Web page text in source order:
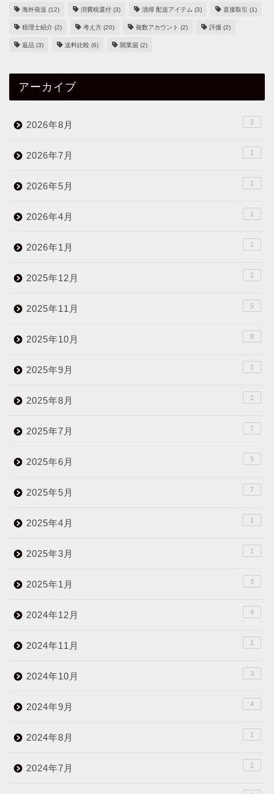
海外発送 (12) 消費税還付 (3) 清掃 配送アイテム (3) 直接取引 (1)
税理士紹介 (2) 考え方 (20) 複数アカウント (2) 評価 (2)
返品 (3) 送料比較 (6) 開業届 (2)
アーカイブ
2026年8月 2
2026年7月 1
2026年5月 1
2026年4月 1
2026年1月 1
2025年12月 1
2025年11月 5
2025年10月 8
2025年9月 2
2025年8月 2
2025年7月 7
2025年6月 5
2025年5月 7
2025年4月 1
2025年3月 1
2025年1月 3
2024年12月 4
2024年11月 1
2024年10月 3
2024年9月 4
2024年8月 1
2024年7月 2